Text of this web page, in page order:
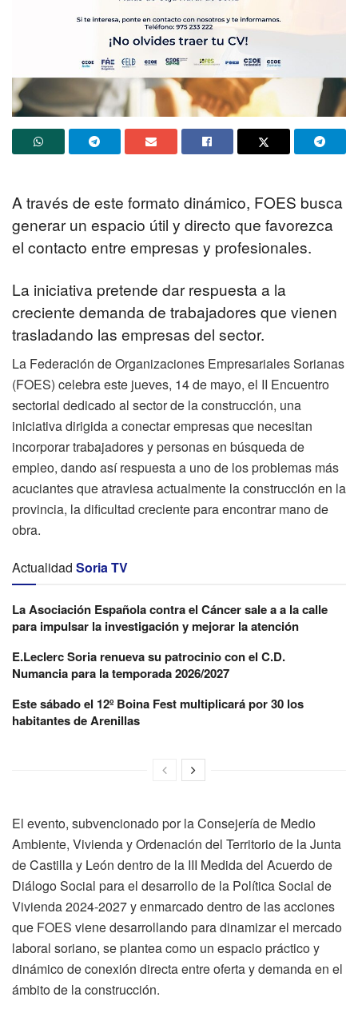
A través de este formato dinámico, FOES busca
generar un espacio útil y directo que favorezca
el contacto entre empresas y profesionales.
La iniciativa pretende dar respuesta a la
creciente demanda de trabajadores que vienen
trasladando las empresas del sector.
La Federación de Organizaciones Empresariales Sorianas
(FOES) celebra este jueves, 14 de mayo, el II Encuentro
sectorial dedicado al sector de la construcción, una
iniciativa dirigida a conectar empresas que necesitan
incorporar trabajadores y personas en búsqueda de
empleo, dando así respuesta a uno de los problemas más
acuciantes que atraviesa actualmente la construcción en la
provincia, la dificultad creciente para encontrar mano de
obra.
Actualidad Soria TV
La Asociación Española contra el Cáncer sale a a la calle
para impulsar la investigación y mejorar la atención
E.Leclerc Soria renueva su patrocinio con el C.D.
Numancia para la temporada 2026/2027
Este sábado el 12º Boina Fest multiplicará por 30 los
habitantes de Arenillas
El evento, subvencionado por la Consejería de Medio
Ambiente, Vivienda y Ordenación del Territorio de la Junta
de Castilla y León dentro de la III Medida del Acuerdo de
Diálogo Social para el desarrollo de la Política Social de
Vivienda 2024-2027 y enmarcado dentro de las acciones
que FOES viene desarrollando para dinamizar el mercado
laboral soriano, se plantea como un espacio práctico y
dinámico de conexión directa entre oferta y demanda en el
ámbito de la construcción.